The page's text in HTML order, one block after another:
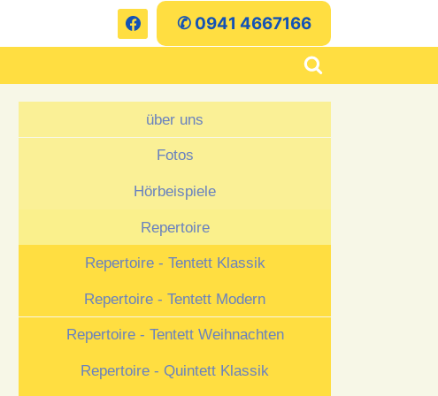
✆ 0941 4667166
über uns
Fotos
Hörbeispiele
Repertoire
Repertoire - Tentett Klassik
Repertoire - Tentett Modern
Repertoire - Tentett Weihnachten
Repertoire - Quintett Klassik